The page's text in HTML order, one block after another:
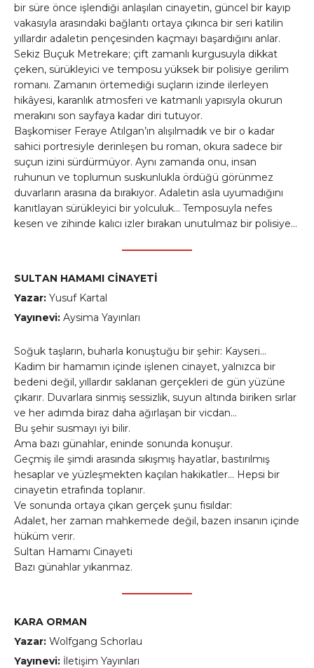
bir süre önce işlendiği anlaşılan cinayetin, güncel bir kayıp
vakasıyla arasındaki bağlantı ortaya çıkınca bir seri katilin
yıllardır adaletin pençesinden kaçmayı başardığını anlar.
Sekiz Buçuk Metrekare; çift zamanlı kurgusuyla dikkat
çeken, sürükleyici ve temposu yüksek bir polisiye gerilim
romanı. Zamanın örtemediği suçların izinde ilerleyen
hikâyesi, karanlık atmosferi ve katmanlı yapısıyla okurun
merakını son sayfaya kadar diri tutuyor.
Başkomiser Feraye Atılgan’ın alışılmadık ve bir o kadar
sahici portresiyle derinleşen bu roman, okura sadece bir
suçun izini sürdürmüyor. Aynı zamanda onu, insan
ruhunun ve toplumun suskunlukla ördüğü görünmez
duvarların arasına da bırakıyor. Adaletin asla uyumadığını
kanıtlayan sürükleyici bir yolculuk… Temposuyla nefes
kesen ve zihinde kalıcı izler bırakan unutulmaz bir polisiye…
SULTAN HAMAMI CİNAYETİ
Yazar: Yusuf Kartal
Yayınevi: Aysima Yayınları
Soğuk taşların, buharla konuştuğu bir şehir: Kayseri…
Kadim bir hamamın içinde işlenen cinayet, yalnızca bir
bedeni değil, yıllardır saklanan gerçekleri de gün yüzüne
çıkarır. Duvarlara sinmiş sessizlik, suyun altında biriken sırlar
ve her adımda biraz daha ağırlaşan bir vicdan…
Bu şehir susmayı iyi bilir.
Ama bazı günahlar, eninde sonunda konuşur.
Geçmiş ile şimdi arasında sıkışmış hayatlar, bastırılmış
hesaplar ve yüzleşmekten kaçılan hakikatler… Hepsi bir
cinayetin etrafında toplanır.
Ve sonunda ortaya çıkan gerçek şunu fısıldar:
Adalet, her zaman mahkemede değil, bazen insanın içinde
hüküm verir.
Sultan Hamamı Cinayeti
Bazı günahlar yıkanmaz.
KARA ORMAN
Yazar: Wolfgang Schorlau
Yayınevi: İletişim Yayınları